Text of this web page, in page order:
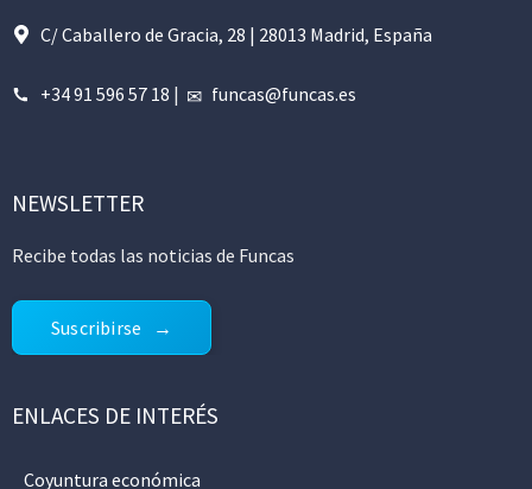
C/ Caballero de Gracia, 28 | 28013 Madrid, España
+34 91 596 57 18 | funcas@funcas.es
NEWSLETTER
Recibe todas las noticias de Funcas
Suscribirse
ENLACES DE INTERÉS
Coyuntura económica